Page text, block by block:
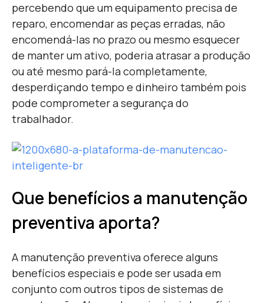
percebendo que um equipamento precisa de
reparo, encomendar as peças erradas, não
encomendá-las no prazo ou mesmo esquecer
de manter um ativo, poderia atrasar a produção
ou até mesmo pará-la completamente,
desperdiçando tempo e dinheiro também pois
pode comprometer a segurança do
trabalhador.
Que benefícios a manutenção
preventiva aporta?
A manutenção preventiva oferece alguns
benefícios especiais e pode ser usada em
conjunto com outros tipos de sistemas de